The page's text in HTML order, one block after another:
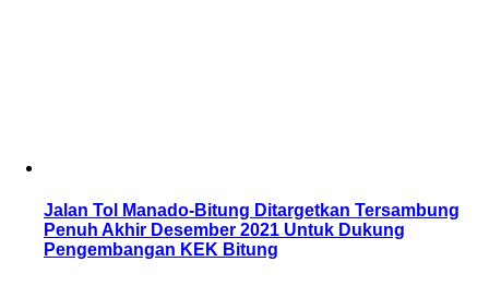
Jalan Tol Manado-Bitung Ditargetkan Tersambung
Penuh Akhir Desember 2021 Untuk Dukung
Pengembangan KEK Bitung